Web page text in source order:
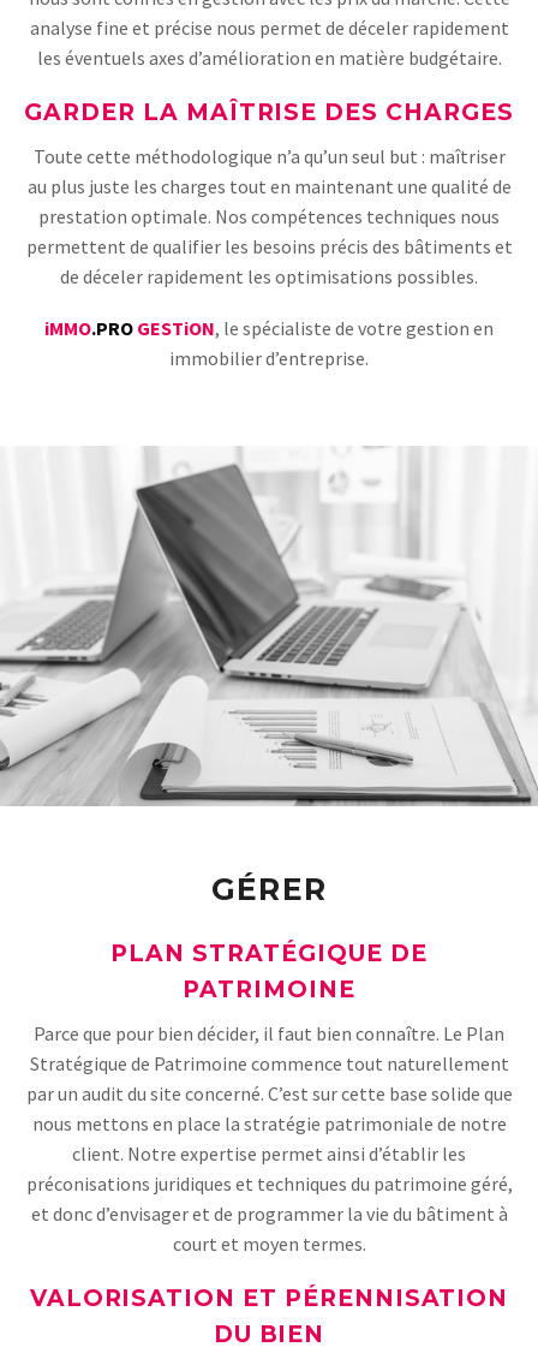
analyse fine et précise nous permet de déceler rapidement
les éventuels axes d’amélioration en matière budgétaire.
GARDER LA MAÎTRISE DES CHARGES
Toute cette méthodologique n’a qu’un seul but : maîtriser
au plus juste les charges tout en maintenant une qualité de
prestation optimale. Nos compétences techniques nous
permettent de qualifier les besoins précis des bâtiments et
de déceler rapidement les optimisations possibles.
iMMO.PRO GESTiON, le spécialiste de votre gestion en
immobilier d’entreprise.
GÉRER
PLAN STRATÉGIQUE DE
PATRIMOINE
Parce que pour bien décider, il faut bien connaître. Le Plan
Stratégique de Patrimoine commence tout naturellement
par un audit du site concerné. C’est sur cette base solide que
nous mettons en place la stratégie patrimoniale de notre
client. Notre expertise permet ainsi d’établir les
préconisations juridiques et techniques du patrimoine géré,
et donc d’envisager et de programmer la vie du bâtiment à
court et moyen termes.
VALORISATION ET PÉRENNISATION
DU BIEN